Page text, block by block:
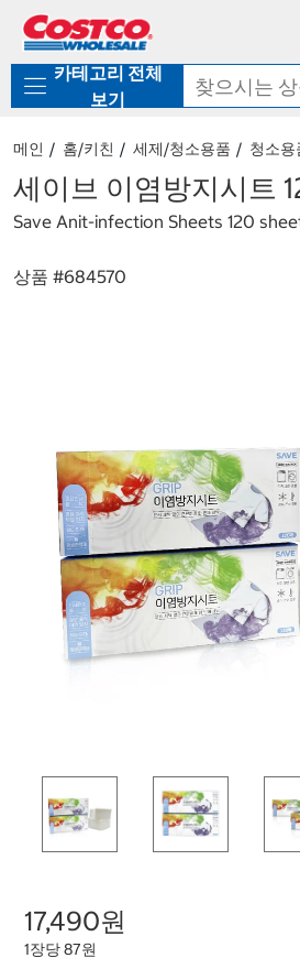
로
기
가
카테고리 전체
보기
메인 홈/키친 세제/청소용품 청소용
세이브 이염방지시트
Save Anit-infection Sheets 120
상품 #684570
17,490원
1장당 87원